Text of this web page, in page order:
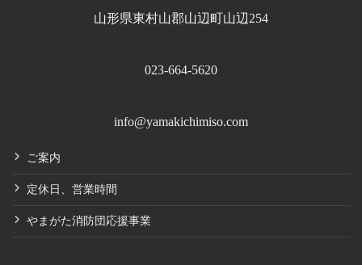
山形県東村山郡山辺町山辺254
023-664-5620
info@yamakichimiso.com
ご案内
定休日、営業時間
やまがた消防団応援事業